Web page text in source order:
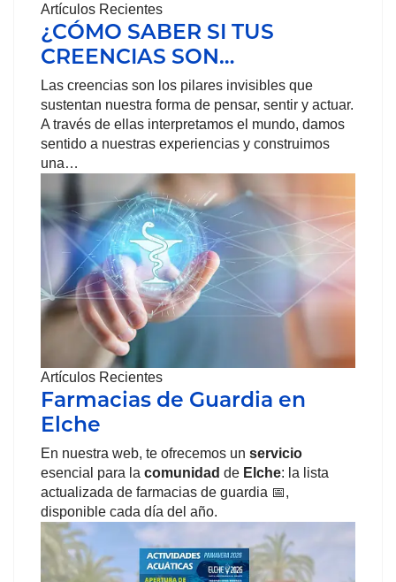
Artículos Recientes
¿CÓMO SABER SI TUS
CREENCIAS SON…
Las creencias son los pilares invisibles que
sustentan nuestra forma de pensar, sentir y actuar.
A través de ellas interpretamos el mundo, damos
sentido a nuestras experiencias y construimos
una…
Artículos Recientes
Farmacias de Guardia en
Elche
En nuestra web, te ofrecemos un servicio
esencial para la comunidad de Elche: la lista
actualizada de farmacias de guardia 📅,
disponible cada día del año.